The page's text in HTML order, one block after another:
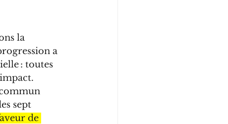
la
a
: toutes
sept
de